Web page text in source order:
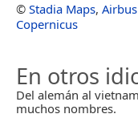
© Stadia Maps,
Copernicus
En otros
Del alemán al
muchos nombres.